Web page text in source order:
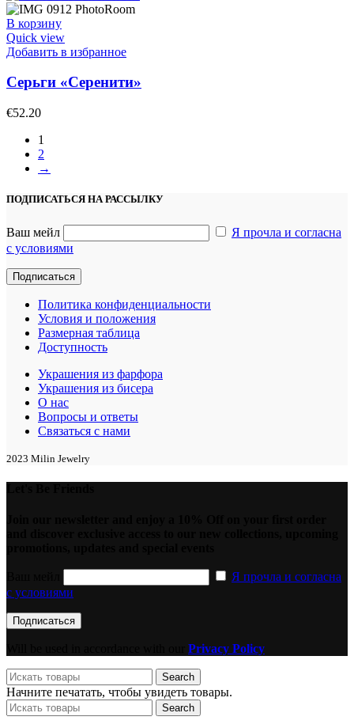
В корзину
Quick view
Добавить в избранное
Серьги «Серенити»
€52.20
1
2
→
ПОДПИСАТЬСЯ НА РАССЫЛКУ
Ваш мейл
Я прочла и согласна
с условиями
Политика конфиденциальности
Условия и положения
Размерная таблица
Доступность
Украшения из фарфора
Украшения из бисера
О нас
Вопросы и ответы
Связаться с нами
2023 Milin Jewelry
Я прочла и согласна
с условиями
Privacy Policy
Search
Начните печатать, чтобы увидеть товары.
Search